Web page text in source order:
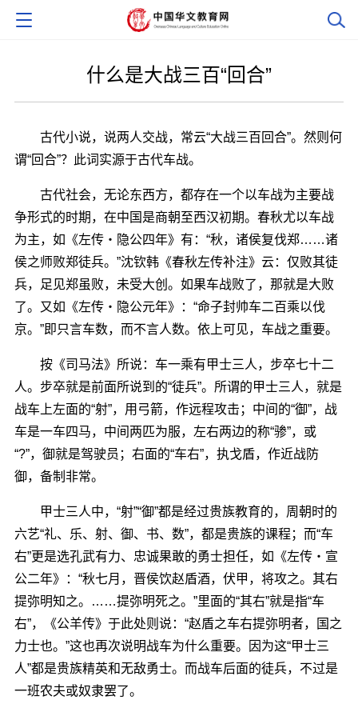
什么是大战三百“回合”
古代小说，说两人交战，常云“大战三百回合”。然则何
谓“回合”？此词实源于古代车战。
古代社会，无论东西方，都存在一个以车战为主要战
争形式的时期，在中国是商朝至西汉初期。春秋尤以车战
为主，如《左传・隐公四年》有：“秋，诸侯复伐郑……诸
侯之师败郑徒兵。”沈钦韩《春秋左传补注》云：仅败其徒
兵，足见郑虽败，未受大创。如果车战败了，那就是大败
了。又如《左传・隐公元年》：“命子封帅车二百乘以伐
京。”即只言车数，而不言人数。依上可见，车战之重要。
按《司马法》所说：车一乘有甲士三人，步卒七十二
人。步卒就是前面所说到的“徒兵”。所谓的甲士三人，就是
战车上左面的“射”，用弓箭，作远程攻击；中间的“御”，战
车是一车四马，中间两匹为服，左右两边的称“骖”，或
“?”，御就是驾驶员；右面的“车右”，执戈盾，作近战防
御，备制非常。
甲士三人中，“射”“御”都是经过贵族教育的，周朝时的
六艺“礼、乐、射、御、书、数”，都是贵族的课程；而“车
右”更是选孔武有力、忠诚果敢的勇士担任，如《左传・宣
公二年》：“秋七月，晋侯饮赵盾酒，伏甲，将攻之。其右
提弥明知之。……提弥明死之。”里面的“其右”就是指“车
右”，《公羊传》于此处则说：“赵盾之车右提弥明者，国之
力士也。”这也再次说明战车为什么重要。因为这“甲士三
人”都是贵族精英和无敌勇士。而战车后面的徒兵，不过是
一班农夫或奴隶罢了。